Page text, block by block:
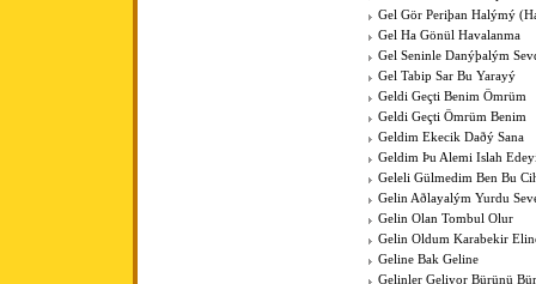
Gel Gör Periþan Halýmý
Gel Ha Gönül Havalanma
Gel Seninle Danýþalým
Gel Tabip Sar Bu Yarayý
Geldi Geçti Benim Ömrüm
Geldi Geçti Ömrüm Benim
Geldim Ekecik Daðý Sana
Geldim Þu Alemi Islah
Geleli Gülmedim Ben Bu
Gelin Aðlayalým Yurdu
Gelin Olan Tombul Olur
Gelin Oldum Karabekir
Geline Bak Geline
Gelinler Geliyor Bürünü